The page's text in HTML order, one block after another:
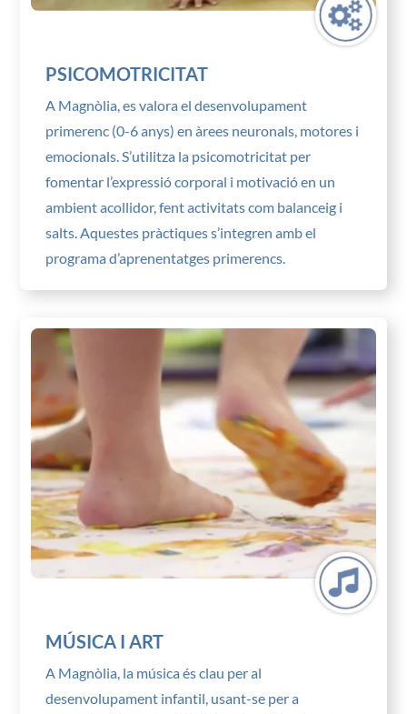
PSICOMOTRICITAT
A Magnòlia, es valora el desenvolupament
primerenc (0-6 anys) en àrees neuronals, motores i
emocionals. S’utilitza la psicomotricitat per
fomentar l’expressió corporal i motivació en un
ambient acollidor, fent activitats com balanceig i
salts. Aquestes pràctiques s’integren amb el
programa d’aprenentatges primerencs.
MÚSICA I ART
A Magnòlia, la música és clau per al
desenvolupament infantil, usant-se per a